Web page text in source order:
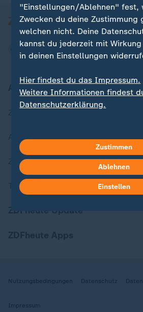
Aktuell bei ZDFheute
Aktuelle Sendungs-Videos
ZDFheute Stories
Themen im Überblick
ZDFheute Update
Nutzungsbedingungen Datenschutz
Impressum
"Einstellungen/Ablehnen" fest,
Zwecken du deine Zustimmung
welchen nicht. Deine
kannst du jederzeit mit
in deinen Einstellungen
Hier findest du das Impressum.
Weitere Informationen findest
Datenschutzerklärung.
Zustimmen
Ablehnen
Einstellen